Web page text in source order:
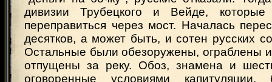
дивизии Трубецкого и Вейде,
переправиться через мост. Началась
десятков, а может быть, и сотен русских
Остальные были обезоружены, ограблены
отпущены за реку. Обоз, знамена и
оговоренные условиями капитуляции,